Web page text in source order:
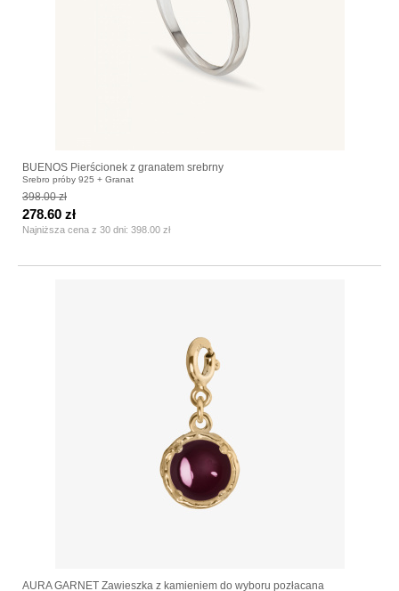
BUENOS Pierścionek z granatem srebrny
Srebro próby 925 + Granat
398.00 zł
Najniższa cena z 30 dni: 398.00 zł
278.60 zł
AURA GARNET Zawieszka z kamieniem do wyboru pozłacana